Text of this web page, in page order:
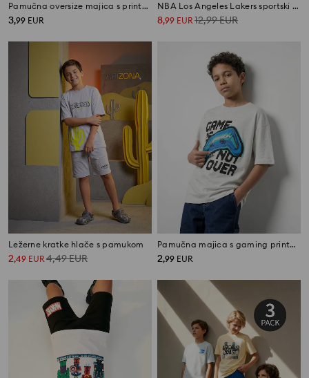
Pamučna oversize majica s printom Superman The Man Of Steel
3,99 EUR
NBA Los Angeles Lakers sportski set: majica bez rukava i kratke hlače
8,99 EUR12,99EUR
Ležerne kratke hlače s pamukom
2,49 EUR 4,49EUR
Pamučna majica s gaming printom
2,99 EUR